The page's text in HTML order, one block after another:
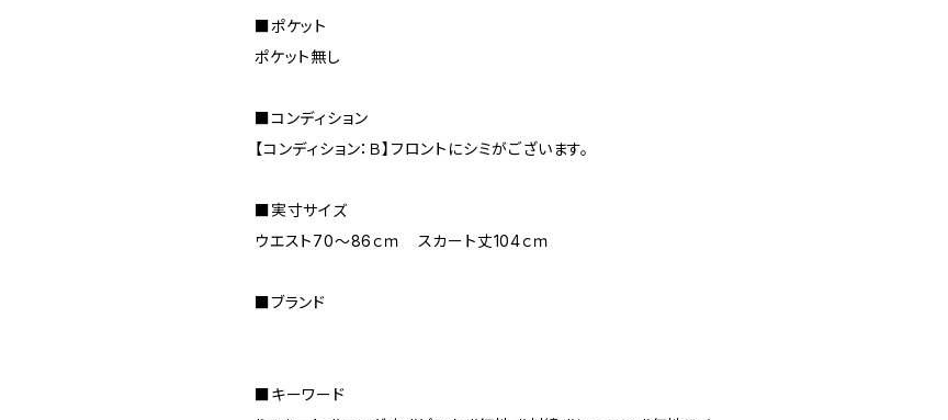
■ポケット
ポケット無し
■コンディション
【コンディション：Ｂ】フロントにシミがございます。
■実寸サイズ
ウエスト70～86ｃｍ スカート丈104ｃｍ
■ブランド
■キーワード